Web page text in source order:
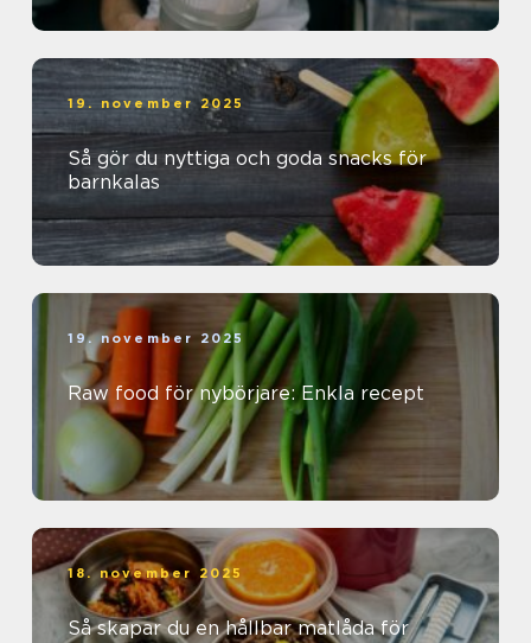
19. november 2025
Så gör du nyttiga och goda snacks för
barnkalas
19. november 2025
Raw food för nybörjare: Enkla recept
18. november 2025
Så skapar du en hållbar matlåda för